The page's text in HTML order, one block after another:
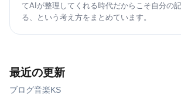
てAIが整理してくれる時代だからこそ自分の
る、という考え方をまとめています。
最近の更新
ブログ音楽KS